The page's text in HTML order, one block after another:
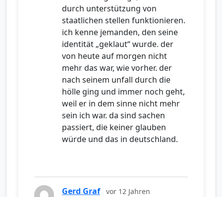
durch unterstützung von
staatlichen stellen funktionieren.
ich kenne jemanden, den seine
identität „geklaut“ wurde. der
von heute auf morgen nicht
mehr das war, wie vorher. der
nach seinem unfall durch die
hölle ging und immer noch geht,
weil er in dem sinne nicht mehr
sein ich war. da sind sachen
passiert, die keiner glauben
würde und das in deutschland.
Gerd Graf vor 12 Jahren